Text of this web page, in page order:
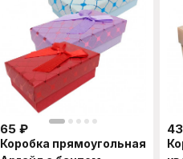
65 ₽
Коробка прямоугольная